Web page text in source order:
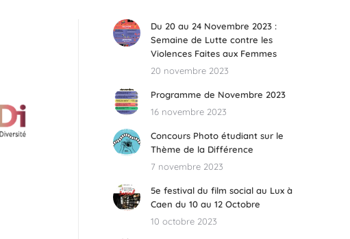
Du 20 au 24 Novembre 2023 :
Semaine de Lutte contre les
Violences Faites aux Femmes
20 novembre 2023
Programme de Novembre 2023
16 novembre 2023
Concours Photo étudiant sur le
Thème de la Différence
7 novembre 2023
5e festival du film social au Lux à
Caen du 10 au 12 Octobre
10 octobre 2023